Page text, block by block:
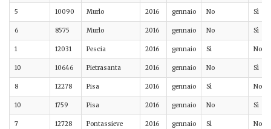
5 10090 Murlo 2016 gennaio No Sì
6 8575 Murlo 2016 gennaio No Sì
1 12031 Pescia 2016 gennaio Sì No
10 10646 Pietrasanta 2016 gennaio No Sì
8 12278 Pisa 2016 gennaio Sì No
10 1759 Pisa 2016 gennaio No Sì
7 12728 Pontassieve 2016 gennaio Sì No